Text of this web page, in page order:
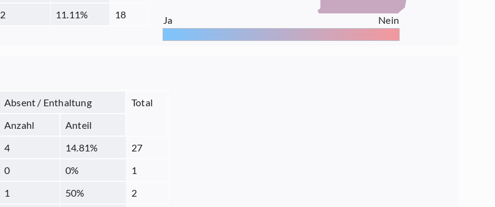
2 11.11% 18 Ja Nein
Absent / Enthaltung
Total
Anzahl
Anteil
4 14.81%
27
0 0%
1
1 50%
2